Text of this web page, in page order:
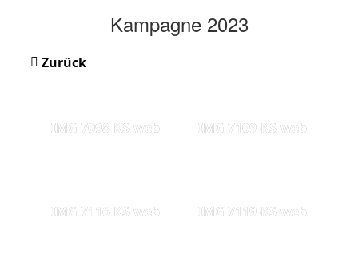
Kampagne 2023
Zurück
IMG 7098-KS-web IMG 7109-KS-web
IMG 7116-KS-web IMG 7119-KS-web